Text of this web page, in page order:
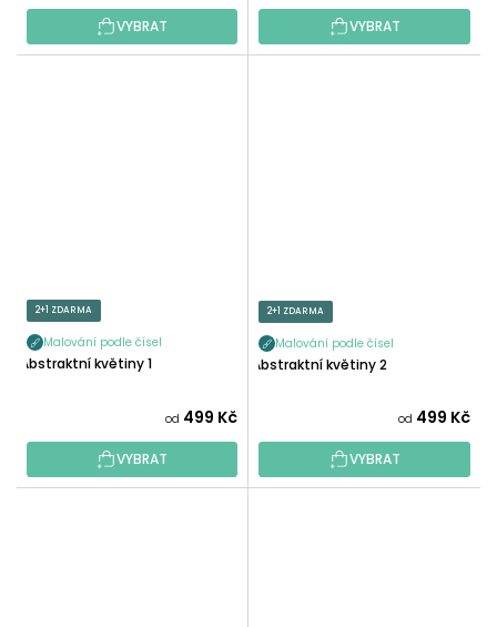
VYBRAT VYBRAT
2+1 ZDARMA
Malování podle čísel
Abstraktní květiny 1
od 499 Kč
VYBRAT
2+1 ZDARMA
Malování podle čísel
Abstraktní květiny 2
od 499 Kč
VYBRAT